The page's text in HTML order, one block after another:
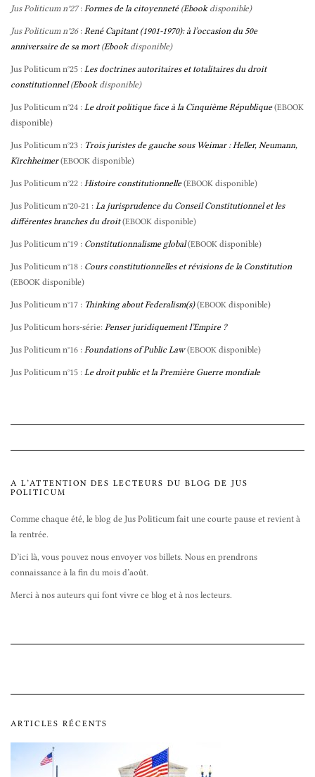
Jus Politicum n°27: Formes de la citoyenneté(Ebookdisponible)
Jus Politicum n°26: René Capitant (1901-1970): à l’occasion du 50e
anniversaire de sa mort(Ebookdisponible)
Jus Politicum n°25 : Les doctrines autoritaires et totalitaires du droit
constitutionnel(Ebookdisponible)
Jus Politicum n°24 : Le droit politique face à la Cinquième République (EBOOK
disponible)
Jus Politicum n°23 : Trois juristes de gauche sous Weimar : Heller, Neumann,
Kirchheimer (EBOOK disponible)
Jus Politicum n°22 : Histoire constitutionnelle (EBOOK disponible)
Jus Politicum n°20-21 : La jurisprudence du Conseil Constitutionnel et les
différentes branches du droit (EBOOK disponible)
Jus Politicum n°19 : Constitutionnalisme global (EBOOK disponible)
Jus Politicum n°18 : Cours constitutionnelles et révisions de la Constitution
(EBOOK disponible)
Jus Politicum n°17 : Thinking about Federalism(s) (EBOOK disponible)
Jus Politicum hors-série: Penser juridiquement l’Empire ?
Jus Politicum n°16 : Foundations of Public Law (EBOOK disponible)
Jus Politicum n°15 : Le droit public et la Première Guerre mondiale
A L’ATTENTION DES LECTEURS DU BLOG DE JUS
POLITICUM
Comme chaque été, le blog de Jus Politicum fait une courte pause et revient à
la rentrée.
D’ici là, vous pouvez nous envoyer vos billets. Nous en prendrons
connaissance à la fin du mois d’août.
Merci à nos auteurs qui font vivre ce blog et à nos lecteurs.
ARTICLES RÉCENTS